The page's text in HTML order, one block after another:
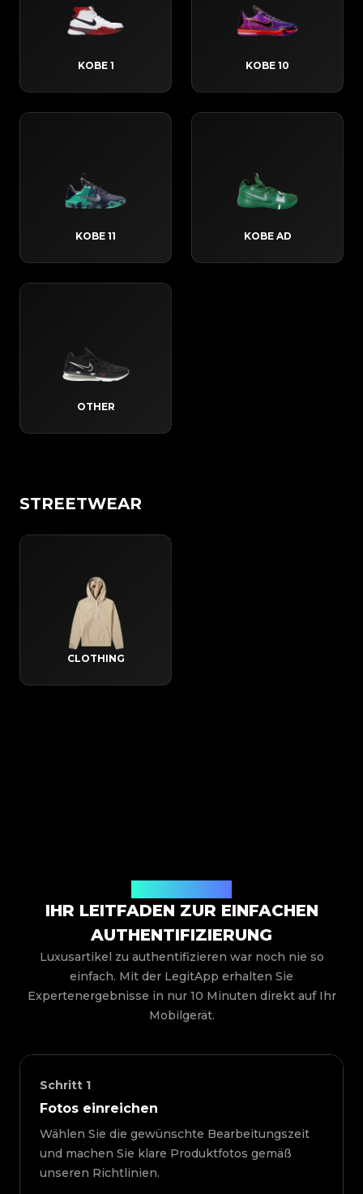
KOBE 1 KOBE 10
KOBE 11 KOBE AD
OTHER
STREETWEAR
CLOTHING
IHR LEITFADEN ZUR EINFACHEN
AUTHENTIFIZIERUNG
Luxusartikel zu authentifizieren war noch nie so
einfach. Mit der LegitApp erhalten Sie
Expertenergebnisse in nur 10 Minuten direkt auf Ihr
Mobilgerät.
Schritt 1
Fotos einreichen
Wählen Sie die gewünschte Bearbeitungszeit
und machen Sie klare Produktfotos gemäß
unseren Richtlinien.